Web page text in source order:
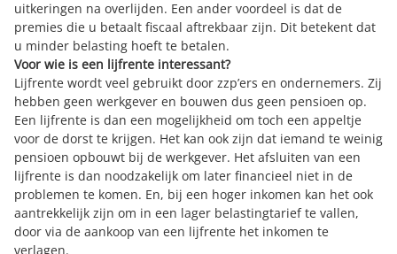
uitkeringen na overlijden. Een ander voordeel is dat de
premies die u betaalt fiscaal aftrekbaar zijn. Dit betekent dat
u minder belasting hoeft te betalen.
Voor wie is een lijfrente interessant?
Lijfrente wordt veel gebruikt door zzp’ers en ondernemers. Zij
hebben geen werkgever en bouwen dus geen pensioen op.
Een lijfrente is dan een mogelijkheid om toch een appeltje
voor de dorst te krijgen. Het kan ook zijn dat iemand te weinig
pensioen opbouwt bij de werkgever. Het afsluiten van een
lijfrente is dan noodzakelijk om later financieel niet in de
problemen te komen. En, bij een hoger inkomen kan het ook
aantrekkelijk zijn om in een lager belastingtarief te vallen,
door via de aankoop van een lijfrente het inkomen te
verlagen.